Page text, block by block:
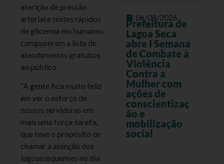
aferição de pressão
arterial e testes rápidos
de glicemia em humanos
compuseram a lista de
atendimentos gratuitos
ao público.
“A gente fica muito feliz
em ver o esforço de
nossos servidores em
mais uma força-tarefa,
que teve o propósito de
chamar a atenção dos
lagoassequenses no dia
06/08/2026
Prefeitura de
Lagoa Seca
abre I Semana
de Combate à
Violência
Contra a
Mulher com
ações de
conscientizaç
ão e
mobilização
social